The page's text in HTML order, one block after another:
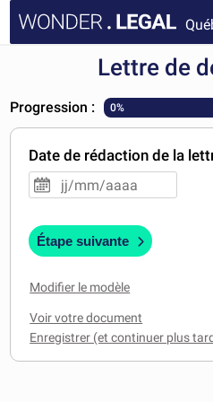
DOCUMENTS
FAQ
Lettre de
Progression : 0%
Date de rédaction de la
Étape suivante
Modifier le modèle
Voir votre document